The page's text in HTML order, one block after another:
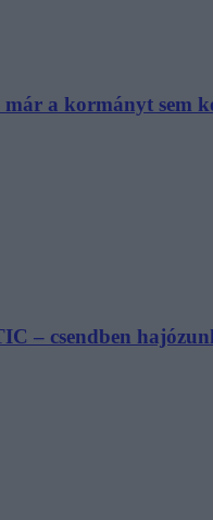
a kormányt sem
– csendben